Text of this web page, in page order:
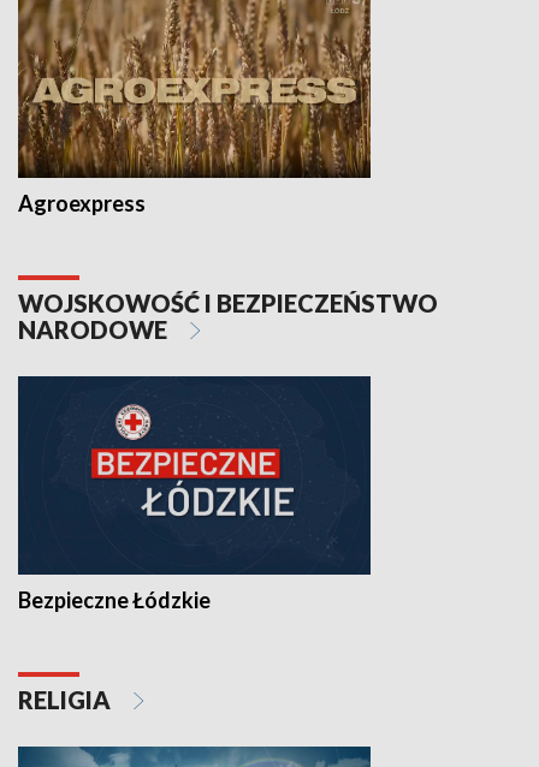
Agroexpress
WOJSKOWOŚĆ I BEZPIECZEŃSTWO
NARODOWE
Bezpieczne Łódzkie
RELIGIA